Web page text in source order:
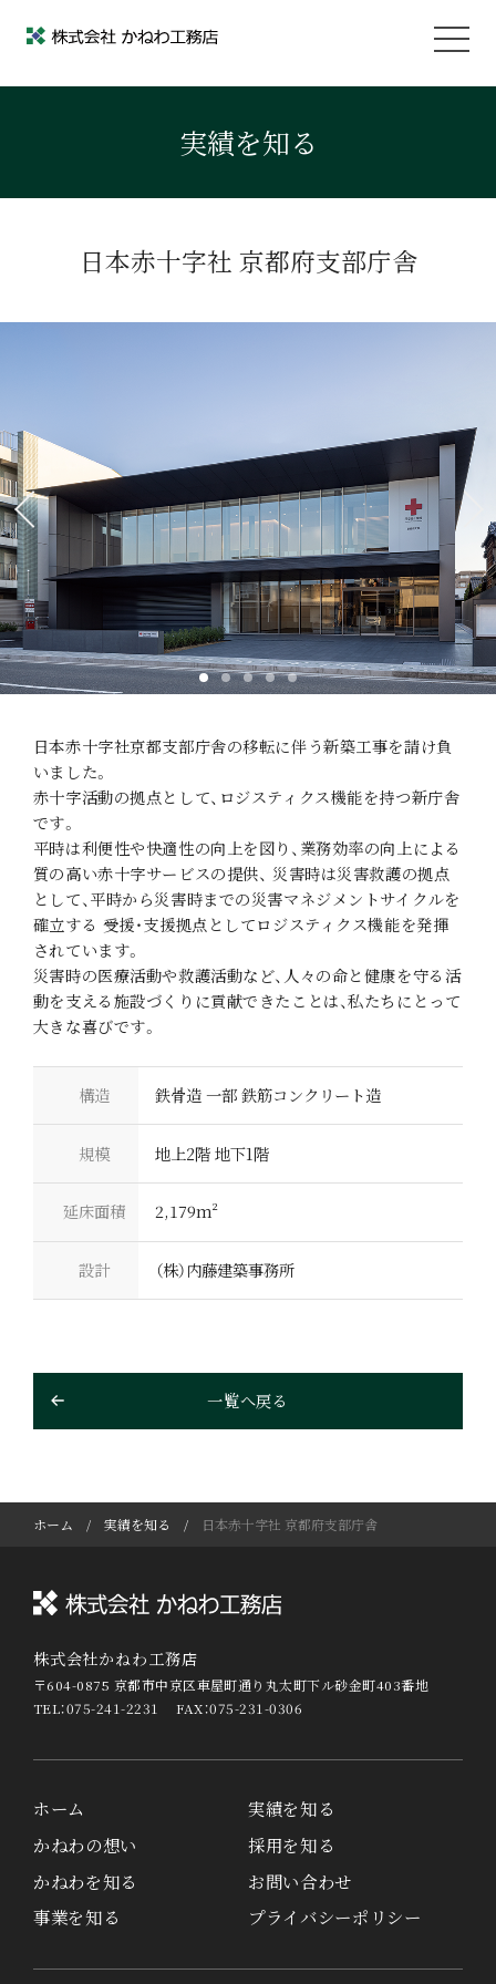
ホーム
HOME
かねわの想い
CONCEPT
かねわを知る
COMPANY
事業を知る
BUSINESS
WORKS
採用を知る
RECRUIT
お問い合わせ
プライバシーポリシ
ー
PRIVACY POLICY
かねわグループ企業一覧
マンションデベロッパー
一級建築士事務所
株式会社ディーエー総合計画
実績を知る
日本赤十字社 京都府支部庁舎
日本赤十字社京都支部庁舎の移転に伴う新築工事を請け負
いました。
赤十字活動の拠点として、ロジスティクス機能を持つ新庁舎
です。
平時は利便性や快適性の向上を図り、業務効率の向上による
質の高い赤十字サービスの提供、 災害時は災害救護の拠点
として、平時から災害時までの災害マネジメントサイクルを
確立する 受援・支援拠点としてロジスティクス機能を発揮
されています。
災害時の医療活動や救護活動など、人々の命と健康を守る活
動を支える施設づくりに貢献できたことは、私たちにとって
大きな喜びです。
構造 鉄骨造 一部 鉄筋コンクリート造
規模 地上2階 地下1階
延床面積 2,179m²
設計 （株）内藤建築事務所
一覧へ戻る
ホーム 実績を知る 日本赤十字社 京都府支部庁舎
株式会社かねわ工務店
〒604-0875 京都市中京区車屋町通り丸太町下ル砂金町403番地
TEL：075-241-2231 FAX：075-231-0306
ホーム
かねわの想い
かねわを知る
事業を知る
実績を知る
採用を知る
お問い合わせ
プライバシーポリシー